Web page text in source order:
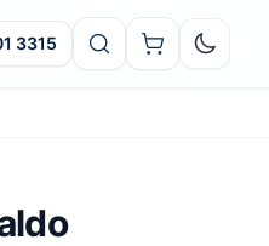
3315 Oscuro